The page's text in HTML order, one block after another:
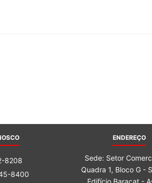
8208
8400
ENDEREÇO
Sede: Setor
Quadra 1, Bloco G -
Edifício Baracat -